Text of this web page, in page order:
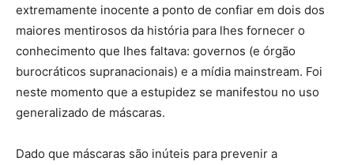
extremamente inocente a ponto de confiar em dois dos
maiores mentirosos da história para lhes fornecer o
conhecimento que lhes faltava: governos (e órgão
burocráticos supranacionais) e a mídia mainstream. Foi
neste momento que a estupidez se manifestou no uso
generalizado de máscaras.
Dado que máscaras são inúteis para prevenir a